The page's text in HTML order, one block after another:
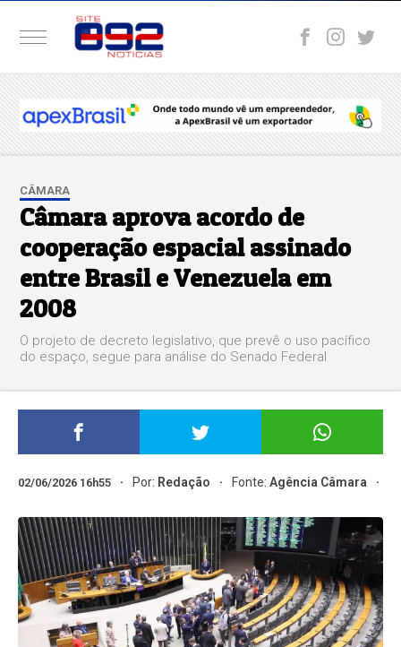
CÂMARA
Câmara aprova acordo de
cooperação espacial assinado
entre Brasil e Venezuela em
2008
O projeto de decreto legislativo, que prevê o uso pacífico
do espaço, segue para análise do Senado Federal
02/06/2026 16h55 Por: Redação Fonte:Agência Câmara